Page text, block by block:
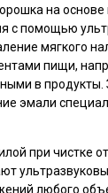
на основе
с помощью
мягкого
пищи,
в продукты.
эмали
при чистке
любого